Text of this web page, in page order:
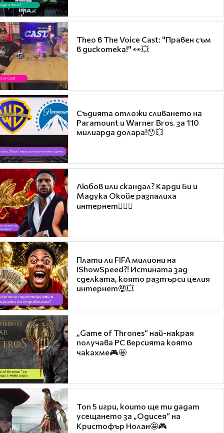
Theo в The Voice Cast: "Правен съм
в дискотека!" 👀💥
Съдията отложи сливането на
Paramount и Warner Bros. за 110
милиарда долара!😯💥
Любов или скандал? Карди Би и
Мадука Окойе разпалиха
интернет❤️‍🔥🔥
Плати ли FIFA милиони на
IShowSpeed?! Истината зад
сделката, която разтърси целия
интернет🤑💥
„Game of Thrones“ най-накрая
получава PC версията която
чакахме🎮🤩
Топ 5 игри, които ще ти дадат
усещането за „Одисея“ на
Кристофър Нолан🤩🎮